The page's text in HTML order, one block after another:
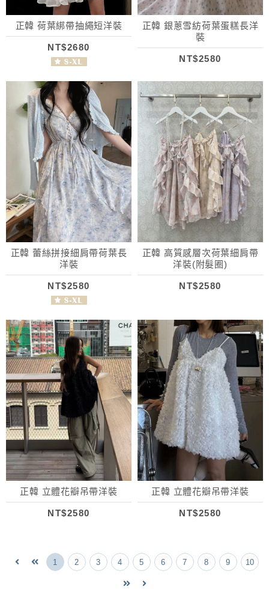
正韓 荷葉綁帶抽繩短洋裝
NT$2680
正韓 銀蔥雪紡荷葉蛋糕長洋
裝
NT$2580
正韓 蕾絲拼接細肩帶荷葉長
洋裝
NT$2580
正韓 高質感層次荷葉細肩帶
洋裝(附髮圈)
NT$2580
正韓 立體花瓣吊帶洋裝
NT$2580
正韓 立體花瓣吊帶洋裝
NT$2580
1 2 3 4 5 6 7 8 9 10